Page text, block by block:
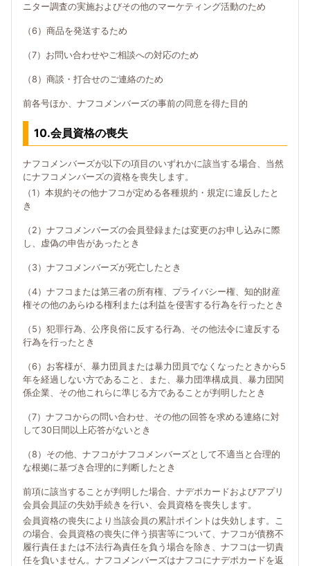
ニター調査の実施およびその他のマーケティング活動のため
（6）商品を発送するため
（7）お問い合わせやご相談への対応のため
（8）商談・打合せのご連絡のため
前各号ほか、ナフコメンバーズの事前の同意を得た目的
10.会員資格の喪失
ナフコメンバーズが以下の項目のいずれかに該当する場合、当然
にナフコメンバーズの資格を喪失します。
（1）本規約その他ナフコが定める各種規約・規定に違反したと
き
（2）ナフコメンバーズの会員登録または変更のお申し込みに際
し、虚偽の申告があったとき
（3）ナフコメンバーズが死亡したとき
（4）ナフコまたは第三者の所有権、プライバシー権、知的財産
権その他のあらゆる権利または利益を侵害する行為を行ったとき
（5）犯罪行為、公序良俗に反する行為、その他法令に違反する
行為を行ったとき
（6）お客様が、暴力団員または暴力団員でなくなったときから5
年を経過しない方であること、また、暴力団準構成員、暴力団関
係企業、その他これらに準じる方であることが判明したとき
（7）ナフコからの問い合わせ、その他の回答を求める連絡に対
して30日間以上応答がないとき
（8）その他、ナフコがナフコメンバーズとして不適当と合理的
な根拠に基づき合理的に判断したとき
前項に該当することが判明した場合、ナデポカードおよびアプリ
会員会員証の失効手続きを行い、会員資格を喪失します。
会員資格の喪失により当該会員の累計ポイントは失効します。こ
の場合、会員資格の喪失に伴う損害等について、ナフコが債務不
履行責任または不法行為責任を負う場合を除き、ナフコは一切責
任を負いません。ナフコメンバーズはナフコにナデポカードを返